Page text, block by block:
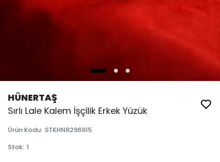
HÜNERTAŞ
Sırlı Lale Kalem İşçilik Erkek Yüzük
Ürün Kodu: STKHNR296915
Stok: 1